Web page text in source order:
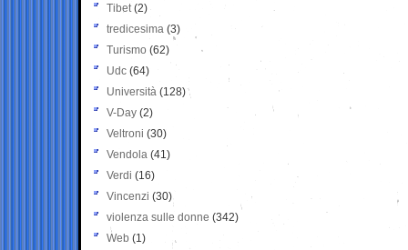
Tibet(2)
tredicesima (3)
Turismo (62)
Udc (64)
Università (128)
V-Day (2)
Veltroni (30)
Vendola (41)
Verdi (16)
Vincenzi (30)
violenza sulle donne (342)
Web (1)